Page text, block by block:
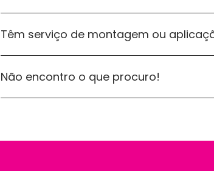
Têm serviço de montagem ou
Não encontro o que procuro!